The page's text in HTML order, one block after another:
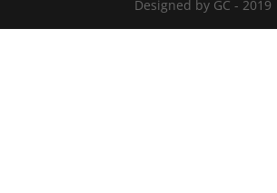
Designed by GC - 2019